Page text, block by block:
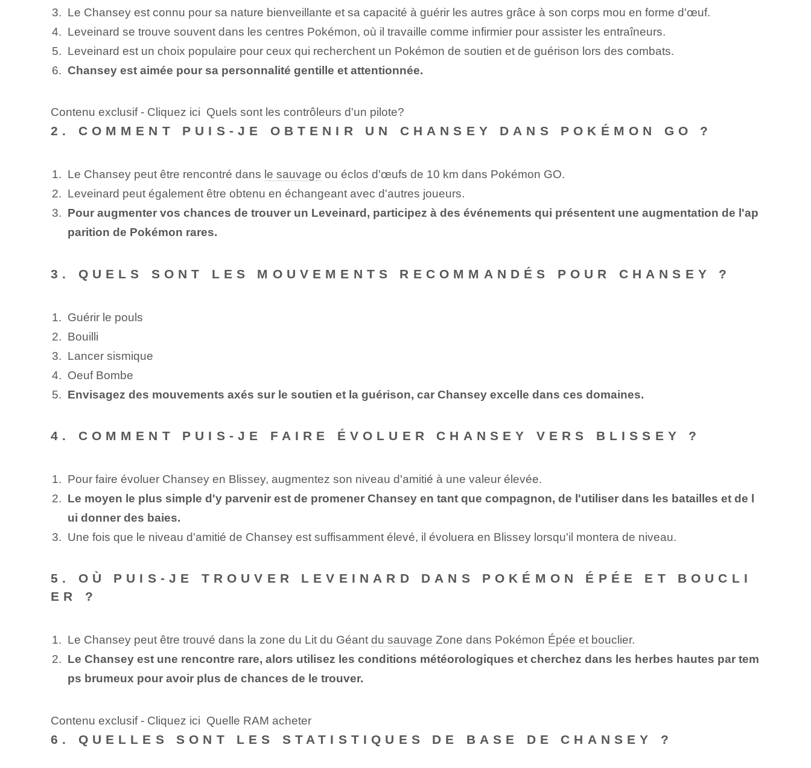
Le Chansey est connu pour sa nature bienveillante et sa capacité à guérir les autres grâce à son corps mou en forme d'œuf.
Leveinard se trouve souvent dans les centres Pokémon, où il travaille comme infirmier pour assister les entraîneurs.
Leveinard est un choix populaire pour ceux qui recherchent un Pokémon de soutien et de guérison lors des combats.
Chansey est aimée pour sa personnalité gentille et attentionnée.
Contenu exclusif - Cliquez ici Quels sont les contrôleurs d'un pilote?
2. COMMENT PUIS-JE OBTENIR UN CHANSEY DANS POKÉMON GO ?
Le Chansey peut être rencontré dans le sauvage ou éclos d'œufs de 10 km dans Pokémon GO.
Leveinard peut également être obtenu en échangeant avec d'autres joueurs.
Pour augmenter vos chances de trouver un Leveinard, participez à des événements qui présentent une augmentation de l'ap
parition de Pokémon rares.
3. QUELS SONT LES MOUVEMENTS RECOMMANDÉS POUR CHANSEY ?
Guérir le pouls
Bouilli
Lancer sismique
Oeuf Bombe
Envisagez des mouvements axés sur le soutien et la guérison, car Chansey excelle dans ces domaines.
4. COMMENT PUIS-JE FAIRE ÉVOLUER CHANSEY VERS BLISSEY ?
Pour faire évoluer Chansey en Blissey, augmentez son niveau d'amitié à une valeur élevée.
Le moyen le plus simple d'y parvenir est de promener Chansey en tant que compagnon, de l'utiliser dans les batailles et de l
ui donner des baies.
Une fois que le niveau d'amitié de Chansey est suffisamment élevé, il évoluera en Blissey lorsqu'il montera de niveau.
5. OÙ PUIS-JE TROUVER LEVEINARD DANS POKÉMON ÉPÉE ET BOUCLI
ER ?
Le Chansey peut être trouvé dans la zone du Lit du Géant du sauvage Zone dans Pokémon Épée et bouclier.
Le Chansey est une rencontre rare, alors utilisez les conditions météorologiques et cherchez dans les herbes hautes par tem
ps brumeux pour avoir plus de chances de le trouver.
Contenu exclusif - Cliquez ici Quelle RAM acheter
6. QUELLES SONT LES STATISTIQUES DE BASE DE CHANSEY ?